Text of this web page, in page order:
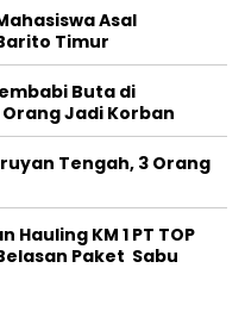
Asal
Timur
Buta di
Jadi Korban
Tengah, 3 Orang
KM 1 PT TOP
Paket Sabu